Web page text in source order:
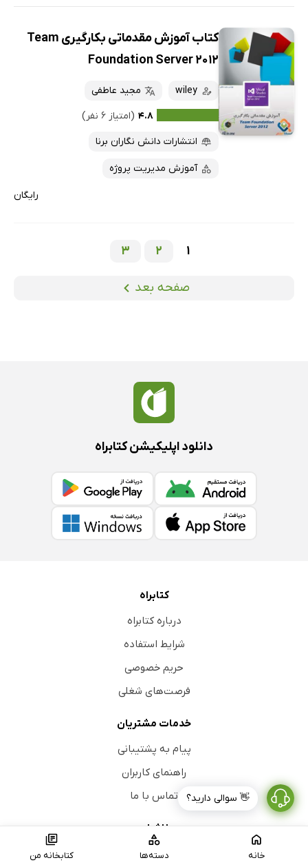
خانه دسته‌ها کتابخانه من
کتاب آموزش مقدماتی بکارگیری Team
Foundation Server 2012
wiley
مجید عاطفی
۴.۸ (امتیاز ۶ نفر)
انتشارات دانش نگاران برنا
آموزش مدیریت پروژه
رایگان
1
2
3
صفحه بعد
👋 سوالی دارید؟
دانلود اپلیکیشن کتابراه
کتابراه
درباره کتابراه
شرایط استفاده
حریم خصوصی
فرصت‌های شغلی
خدمات مشتریان
پیام به پشتیبانی
راهنمای کاربران
تماس با ما
ناشران
عضویت ناشران